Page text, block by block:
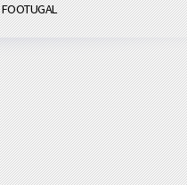
FOOTUGAL